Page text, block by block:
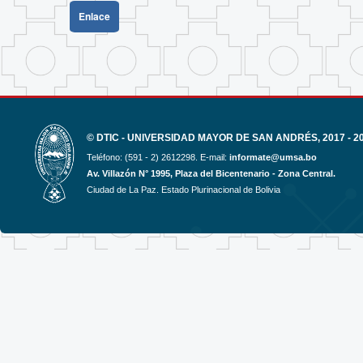
Enlace
© DTIC - UNIVERSIDAD MAYOR DE SAN ANDRÉS, 2017 -
Teléfono: (591 - 2) 2612298. E-mail: informate@umsa.bo
Av. Villazón N° 1995, Plaza del Bicentenario - Zona Central.
Ciudad de La Paz. Estado Plurinacional de Bolivia